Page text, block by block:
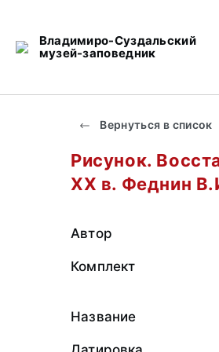
Владимиро-Суздальский
музей-заповедник
Вернуться в список
Рисунок.
ХХ в. Феднин
Автор
Комплект
Название